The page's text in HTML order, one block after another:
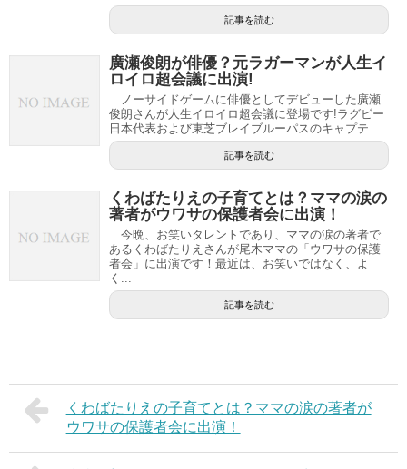
記事を読む
廣瀬俊朗が俳優？元ラガーマンが人生イ
ロイロ超会議に出演!
ノーサイドゲームに俳優としてデビューした廣瀬
俊朗さんが人生イロイロ超会議に登場です!ラグビー
日本代表および東芝ブレイブルーパスのキャプテ...
記事を読む
くわばたりえの子育てとは？ママの涙の
著者がウワサの保護者会に出演！
今晩、お笑いタレントであり、ママの涙の著者で
あるくわばたりえさんが尾木ママの「ウワサの保護
者会」に出演です！最近は、お笑いではなく、よ
く...
記事を読む
くわばたりえの子育てとは？ママの涙の著者が
ウワサの保護者会に出演！